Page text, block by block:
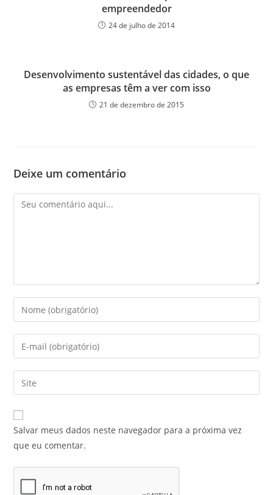
empreendedor
24 de julho de 2014
Desenvolvimento sustentável das cidades, o que
as empresas têm a ver com isso
21 de dezembro de 2015
Deixe um comentário
Salvar meus dados neste navegador para a próxima vez
que eu comentar.